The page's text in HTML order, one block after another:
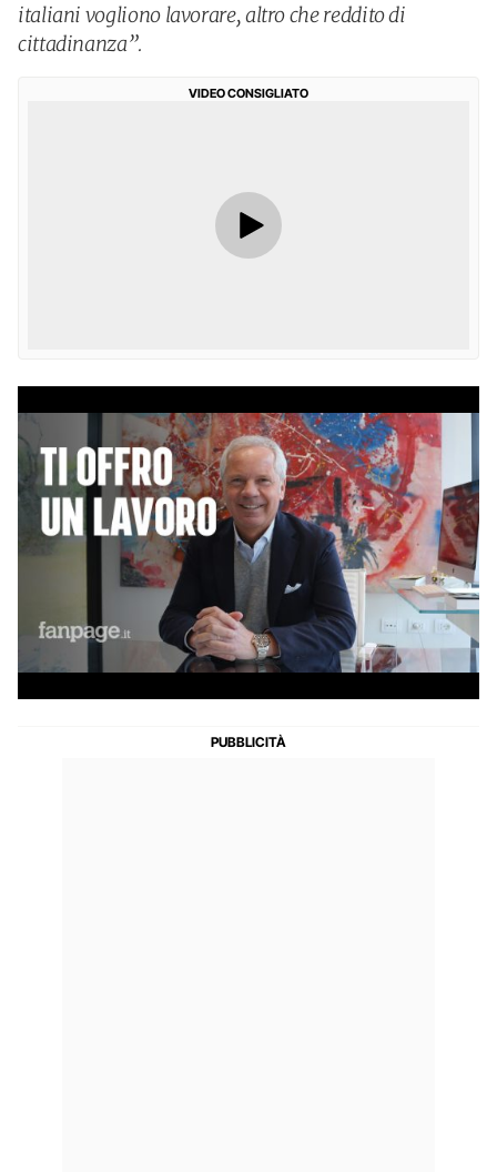
italiani vogliono lavorare, altro che reddito di
cittadinanza”.
VIDEO CONSIGLIATO